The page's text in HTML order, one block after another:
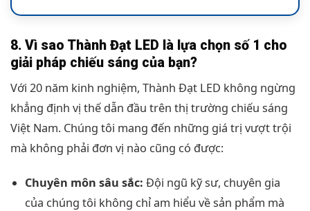
8. Vì sao Thành Đạt LED là lựa chọn số 1 cho
giải pháp chiếu sáng của bạn?
Với 20 năm kinh nghiệm, Thành Đạt LED không ngừng
khẳng định vị thế dẫn đầu trên thị trường chiếu sáng
Việt Nam. Chúng tôi mang đến những giá trị vượt trội
mà không phải đơn vị nào cũng có được:
Chuyên môn sâu sắc: Đội ngũ kỹ sư, chuyên gia
của chúng tôi không chỉ am hiểu về sản phẩm mà